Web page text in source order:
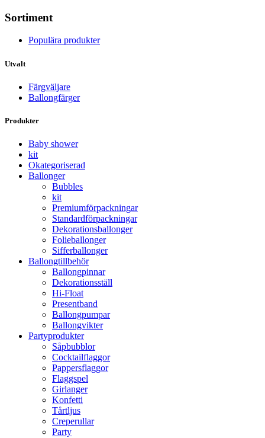
Sortiment
Populära produkter
Utvalt
Färgväljare
Ballongfärger
Produkter
Baby shower
kit
Okategoriserad
Ballonger
Bubbles
kit
Premium­förpackningar
Standard­­förpackningar
Dekorations­ballonger
Folie­­­ballonger
Siffer­­ballonger
Ballong­tillbehör
Ballongpinnar
Dekorationsställ
Hi-Float
Presentband
Ballongpumpar
Ballong­vikter
Party­­produkter
Såpbubblor
Cocktail­flaggor
Pappers­flaggor
Flaggspel
Girlanger
Konfetti
Tårtljus
Creperullar
Party